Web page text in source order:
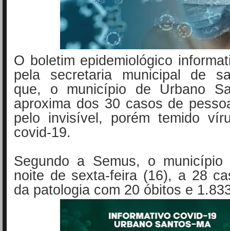
O boletim epidemiológico
pela secretaria municipal de
que, o município de Urbano
aproxima dos 30 casos de
pelo invisível, porém temido
covid-19.
Segundo a Semus, o município
noite de sexta-feira (16), a 28
da patologia com 20 óbitos e